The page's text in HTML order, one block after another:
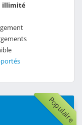
illimité
Populaire